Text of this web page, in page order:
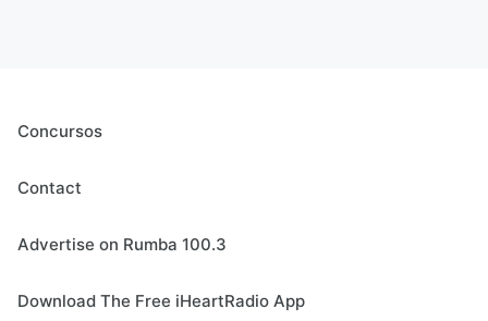
Concursos
Contact
Advertise on Rumba 100.3
Download The Free iHeartRadio App